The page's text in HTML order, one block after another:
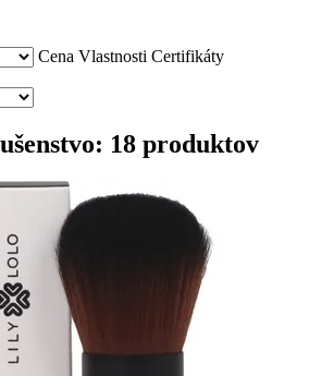
Cena Vlastnosti Certifikáty
18 produktov